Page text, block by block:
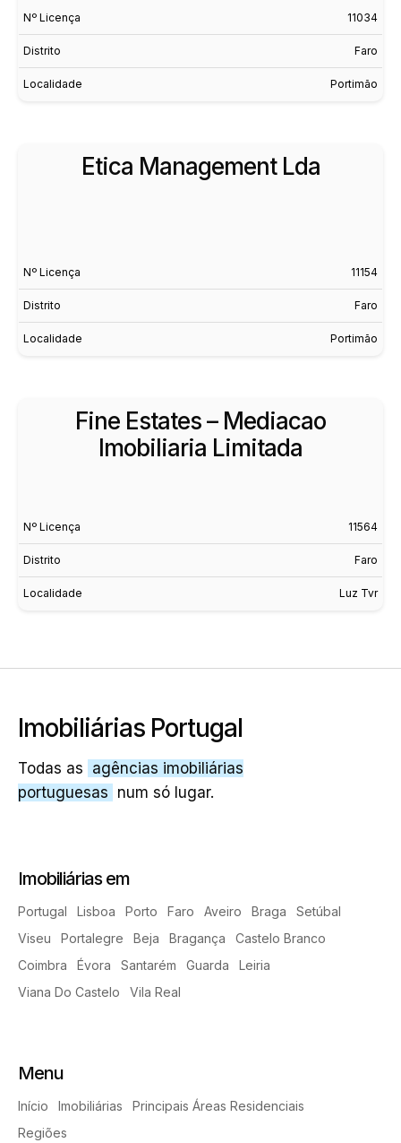
Nº Licença 11034
Distrito Faro
Localidade Portimão
Etica Management Lda
Nº Licença 11154
Distrito Faro
Localidade Portimão
Fine Estates – Mediacao
Imobiliaria Limitada
Nº Licença 11564
Distrito Faro
Localidade Luz Tvr
Imobiliárias Portugal
Todas as agências imobiliárias
portuguesas num só lugar.
Imobiliárias em
Portugal Lisboa Porto Faro Aveiro Braga
Setúbal
Viseu
Portalegre Beja Bragança
Castelo Branco
Coimbra
Évora Santarém Guarda
Leiria
Viana Do Castelo
Vila Real
Menu
Início Imobiliárias
Principais Áreas Residenciais
Regiões